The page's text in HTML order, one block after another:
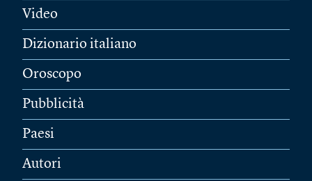
Video
Dizionario italiano
Oroscopo
Pubblicità
Paesi
Autori